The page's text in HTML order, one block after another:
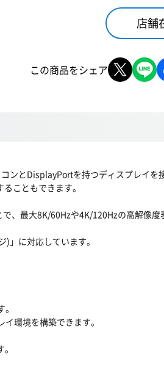
店舗
この商品をシェア
とDisplayPortを持つディスプレイを
こともできます。
、最大8K/60Hzや4K/120Hzの高解像度
」に対応しています。
環境を構築できます。